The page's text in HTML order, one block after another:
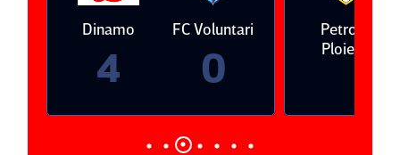
Dinamo
4
FC Voluntari
0
Petrolul
Ploieşti